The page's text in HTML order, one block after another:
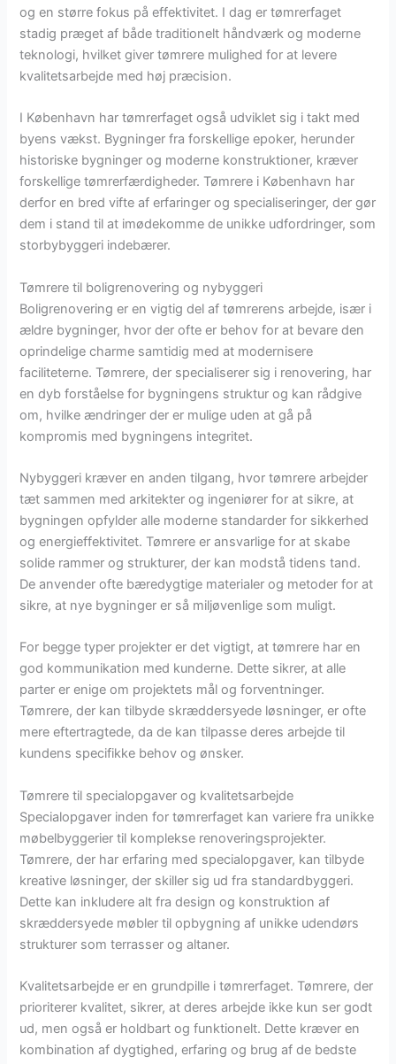
og en større fokus på effektivitet. I dag er tømrerfaget
stadig præget af både traditionelt håndværk og moderne
teknologi, hvilket giver tømrere mulighed for at levere
kvalitetsarbejde med høj præcision.
I København har tømrerfaget også udviklet sig i takt med
byens vækst. Bygninger fra forskellige epoker, herunder
historiske bygninger og moderne konstruktioner, kræver
forskellige tømrerfærdigheder. Tømrere i København har
derfor en bred vifte af erfaringer og specialiseringer, der gør
dem i stand til at imødekomme de unikke udfordringer, som
storbybyggeri indebærer.
Tømrere til boligrenovering og nybyggeri
Boligrenovering er en vigtig del af tømrerens arbejde, især i
ældre bygninger, hvor der ofte er behov for at bevare den
oprindelige charme samtidig med at modernisere
faciliteterne. Tømrere, der specialiserer sig i renovering, har
en dyb forståelse for bygningens struktur og kan rådgive
om, hvilke ændringer der er mulige uden at gå på
kompromis med bygningens integritet.
Nybyggeri kræver en anden tilgang, hvor tømrere arbejder
tæt sammen med arkitekter og ingeniører for at sikre, at
bygningen opfylder alle moderne standarder for sikkerhed
og energieffektivitet. Tømrere er ansvarlige for at skabe
solide rammer og strukturer, der kan modstå tidens tand.
De anvender ofte bæredygtige materialer og metoder for at
sikre, at nye bygninger er så miljøvenlige som muligt.
For begge typer projekter er det vigtigt, at tømrere har en
god kommunikation med kunderne. Dette sikrer, at alle
parter er enige om projektets mål og forventninger.
Tømrere, der kan tilbyde skræddersyede løsninger, er ofte
mere eftertragtede, da de kan tilpasse deres arbejde til
kundens specifikke behov og ønsker.
Tømrere til specialopgaver og kvalitetsarbejde
Specialopgaver inden for tømrerfaget kan variere fra unikke
møbelbyggerier til komplekse renoveringsprojekter.
Tømrere, der har erfaring med specialopgaver, kan tilbyde
kreative løsninger, der skiller sig ud fra standardbyggeri.
Dette kan inkludere alt fra design og konstruktion af
skræddersyede møbler til opbygning af unikke udendørs
strukturer som terrasser og altaner.
Kvalitetsarbejde er en grundpille i tømrerfaget. Tømrere, der
prioriterer kvalitet, sikrer, at deres arbejde ikke kun ser godt
ud, men også er holdbart og funktionelt. Dette kræver en
kombination af dygtighed, erfaring og brug af de bedste